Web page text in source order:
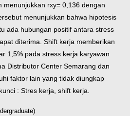
menunjukkan rxy= 0,136 dengan
menunjukkan bahwa hipotesis
ada hubungan positif antara stress
diterima. Shift kerja memberikan
1,5% pada stress kerja karyawan
Distributor Center Semarang dan
faktor lain yang tidak diungkap
: Stres kerja, shift kerja.